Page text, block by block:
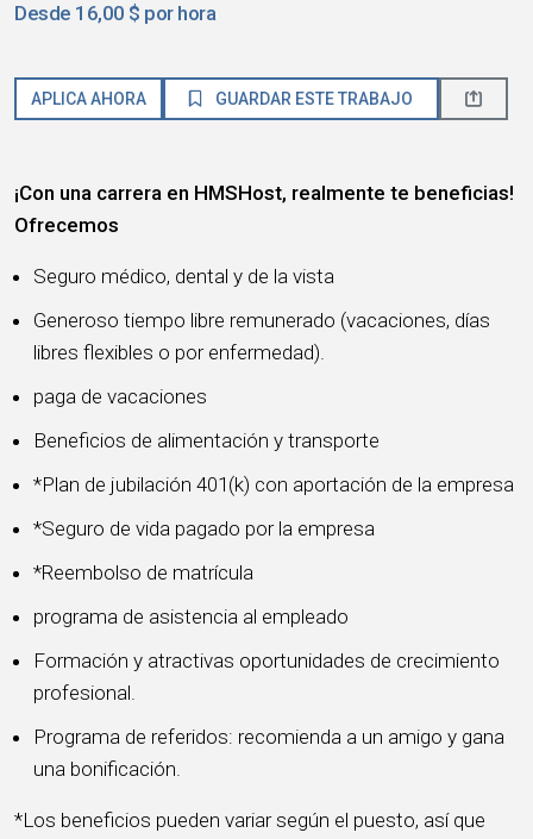
Desde 16,00 $ por hora
APLICA AHORA GUARDAR ESTE TRABAJO
¡Con una carrera en HMSHost, realmente te beneficias!
Ofrecemos
Seguro médico, dental y de la vista
Generoso tiempo libre remunerado (vacaciones, días
libres flexibles o por enfermedad).
paga de vacaciones
Beneficios de alimentación y transporte
*Plan de jubilación 401(k) con aportación de la empresa
*Seguro de vida pagado por la empresa
*Reembolso de matrícula
programa de asistencia al empleado
Formación y atractivas oportunidades de crecimiento
profesional.
Programa de referidos: recomienda a un amigo y gana
una bonificación.
*Los beneficios pueden variar según el puesto, así que